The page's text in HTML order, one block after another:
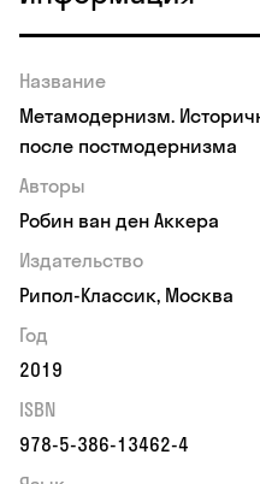
Название
Метамодернизм.
после постмодернизма
Авторы
Робин ван ден Аккера
Издательство
Рипол-Классик, Москва
Год
2019
ISBN
978-5-386-13462-4